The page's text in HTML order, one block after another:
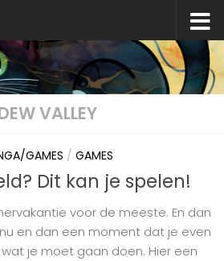
VALLEY
GAMES / GAMES
Dit kan je spelen!
voor de meeste. En dan
en dan een moment dat je even
je moet gaan doen. Hier een